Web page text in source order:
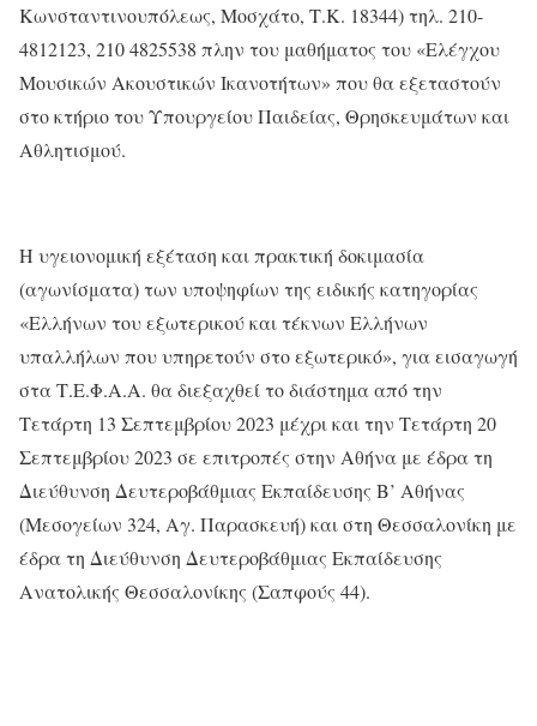
Κωνσταντινουπόλεως, Μοσχάτο, Τ.Κ. 18344) τηλ. 210-
4812123, 210 4825538 πλην του μαθήματος του «Ελέγχου
Μουσικών Ακουστικών Ικανοτήτων» που θα εξεταστούν
στο κτήριο του Υπουργείου Παιδείας, Θρησκευμάτων και
Αθλητισμού.
Η υγειονομική εξέταση και πρακτική δοκιμασία
(αγωνίσματα) των υποψηφίων της ειδικής κατηγορίας
«Ελλήνων του εξωτερικού και τέκνων Ελλήνων
υπαλλήλων που υπηρετούν στο εξωτερικό», για εισαγωγή
στα Τ.Ε.Φ.Α.Α. θα διεξαχθεί το διάστημα από την
Τετάρτη 13 Σεπτεμβρίου 2023 μέχρι και την Τετάρτη 20
Σεπτεμβρίου 2023 σε επιτροπές στην Αθήνα με έδρα τη
Διεύθυνση Δευτεροβάθμιας Εκπαίδευσης Β’ Αθήνας
(Μεσογείων 324, Αγ. Παρασκευή) και στη Θεσσαλονίκη με
έδρα τη Διεύθυνση Δευτεροβάθμιας Εκπαίδευσης
Ανατολικής Θεσσαλονίκης (Σαπφούς 44).